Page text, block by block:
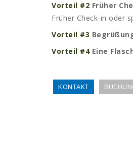
Vorteil #2 Früher
Früher Check-in oder
Vorteil #3
Vorteil #4Eine
KONTAKT